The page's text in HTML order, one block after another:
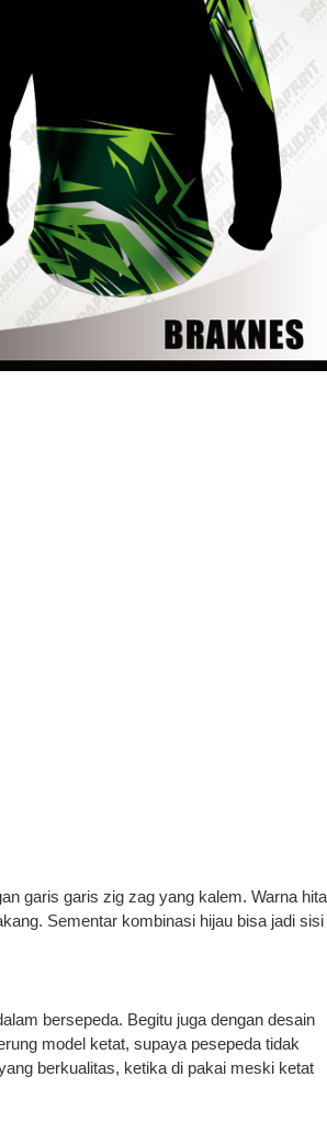
garis garis zig zag yang kalem. Warna
Sementar kombinasi hijau bisa jadi sisi
bersepeda. Begitu juga dengan desain
model ketat, supaya pesepeda tidak
berkualitas, ketika di pakai meski ketat